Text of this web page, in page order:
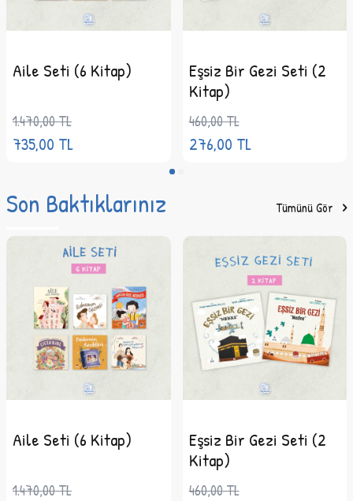
Kitapları
Aile Seti (6 Kitap)
1.470,00TL
735,00 TL
Eşsiz Bir Gezi Seti (2
Kitap)
460,00TL
276,00 TL
Son Baktıklarınız Tümünü Gör
Aile Seti (6 Kitap)
1.470,00TL
Eşsiz Bir Gezi Seti (2
Kitap)
460,00TL